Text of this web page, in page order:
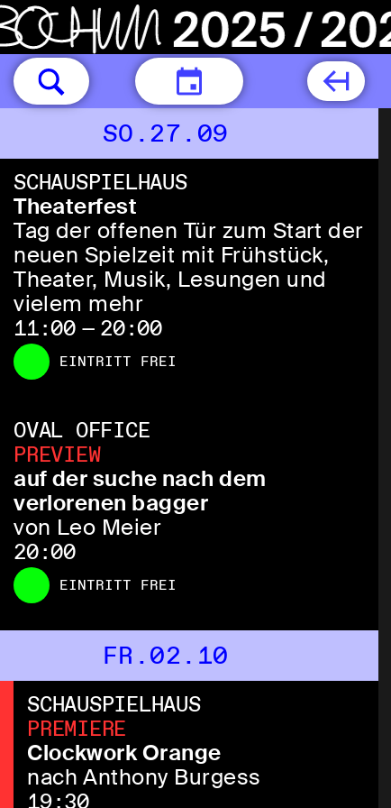
HEUTE
SO.27.09
SCHAUSPIELHAUS
Theaterfest
Tag der offenen Tür zum Start der
neuen Spielzeit mit Frühstück,
Theater, Musik, Lesungen und
vielem mehr
11:00 — 20:00
EINTRITT FREI
OVAL OFFICE
PREVIEW
auf der suche nach dem
verlorenen bagger
von Leo Meier
20:00
EINTRITT FREI
FR.02.10
SCHAUSPIELHAUS
PREMIERE
Clockwork Orange
nach Anthony Burgess
19:30